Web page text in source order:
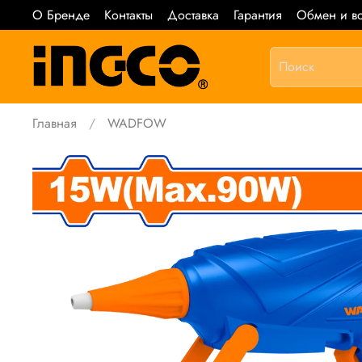
О Бренде Контакты Доставка Гарантия Обмен и
Главная WADFOW